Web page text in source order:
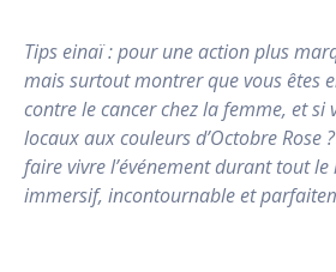
Tips einaï : pour une action plus
mais surtout montrer que vous êtes
contre le cancer chez la femme, et si
locaux aux couleurs d’Octobre Rose
faire vivre l’événement durant tout
immersif, incontournable et